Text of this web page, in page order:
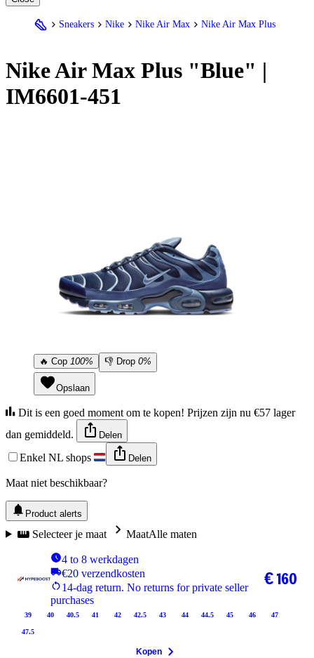
Sneakers Nike Nike Air Max Nike Air Max Plus
NikeAir Max Plus "Blue" |
IM6601-451
🔥 Cop 100% 👎 Drop 0%
Opslaan
Dit is een goed moment om te kopen! Prijzen zijn nu €57 lager
dan gemiddeld.
Delen
Enkel NL shops Delen
Maat niet beschikbaar?
Product alerts
Selecteer je maat MaatAlle maten
4 to 8 werkdagen
€20 verzendkosten
14-dag return. No returns for private seller
purchases
39 40 40.5 41 42 42.5 43 44 44.5 45 46 47
47.5
€ 160
Kopen